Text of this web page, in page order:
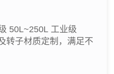
50L~250L 工业级
转子材质定制，满足不